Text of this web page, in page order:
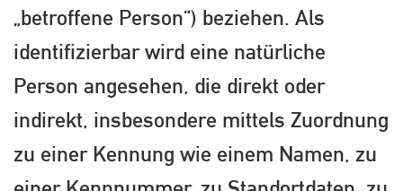
„betroffene Person“) beziehen. Als
identifizierbar wird eine natürliche
Person angesehen, die direkt oder
indirekt, insbesondere mittels Zuordnung
zu einer Kennung wie einem Namen, zu